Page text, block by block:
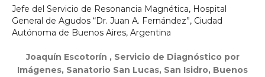
Jefe del Servicio de Resonancia Magnética, Hospital
General de Agudos “Dr. Juan A. Fernández”, Ciudad
Autónoma de Buenos Aires, Argentina
Joaquín Escotorín , Servicio de Diagnóstico por
Imágenes, Sanatorio San Lucas, San Isidro, Buenos